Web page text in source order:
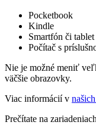
Pocketbook
Kindle
Smartfón či
Počítač s
Nie je možné meniť
väčšie obrazovky.
Viac informácií v
Prečítate na